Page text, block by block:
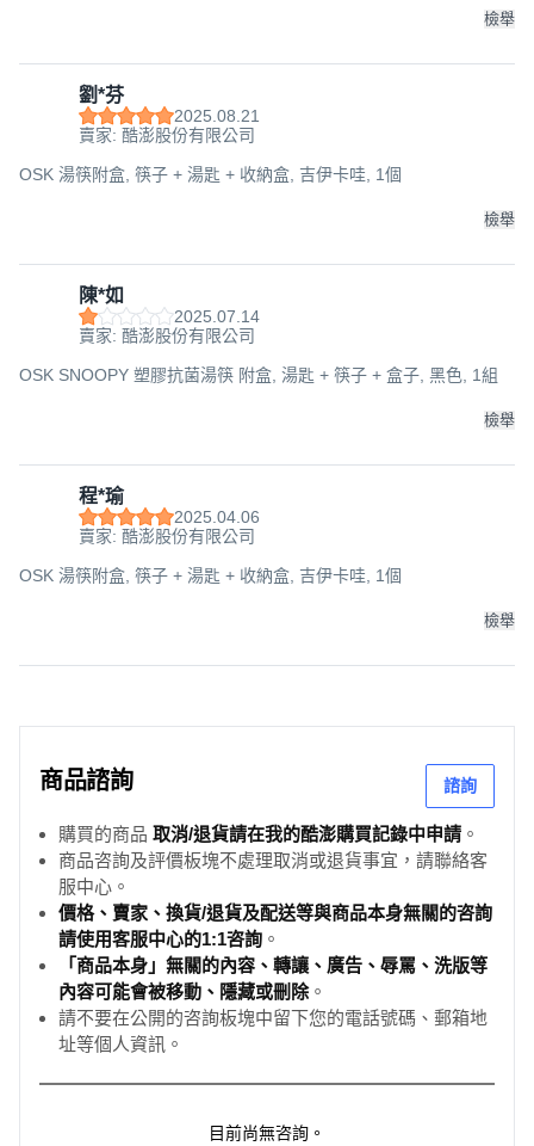
檢舉
劉*芬
2025.08.21
賣家: 酷澎股份有限公司
OSK 湯筷附盒, 筷子 + 湯匙 + 收納盒, 吉伊卡哇, 1個
檢舉
陳*如
2025.07.14
賣家: 酷澎股份有限公司
OSK SNOOPY 塑膠抗菌湯筷 附盒, 湯匙 + 筷子 + 盒子, 黑色, 1組
檢舉
程*瑜
2025.04.06
賣家: 酷澎股份有限公司
OSK 湯筷附盒, 筷子 + 湯匙 + 收納盒, 吉伊卡哇, 1個
檢舉
商品諮詢 諮詢
購買的商品 取消/退貨請在我的酷澎購買記錄中申請 。
商品咨詢及評價板塊不處理取消或退貨事宜，請聯絡客
服中心。
價格、賣家、換貨/退貨及配送等與商品本身無關的咨詢
請使用客服中心的1:1咨詢 。
「商品本身」無關的內容、轉讓、廣告、辱罵、洗版等
內容可能會被移動、隱藏或刪除。
請不要在公開的咨詢板塊中留下您的電話號碼、郵箱地
址等個人資訊。
目前尚無咨詢。